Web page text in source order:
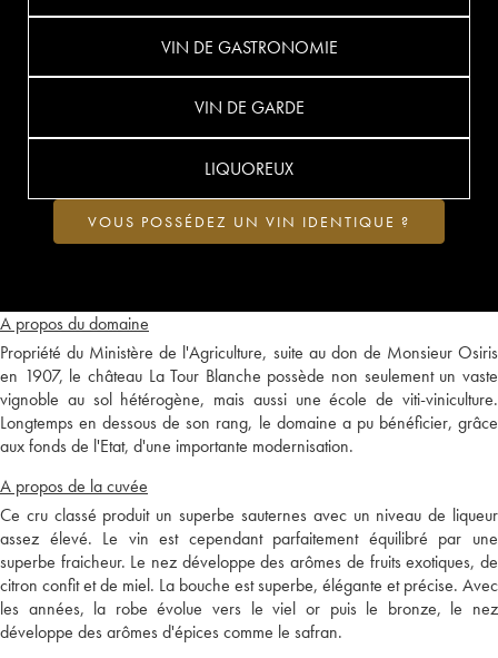
A propos du domaine
Propriété du Ministère de l'Agriculture, suite au don de Monsieur Osiris
en 1907, le château La Tour Blanche possède non seulement un vaste
vignoble au sol hétérogène, mais aussi une école de viti-viniculture.
Longtemps en dessous de son rang, le domaine a pu bénéficier, grâce
aux fonds de l'Etat, d'une importante modernisation.
A propos de la cuvée
Ce cru classé produit un superbe sauternes avec un niveau de liqueur
assez élevé. Le vin est cependant parfaitement équilibré par une
superbe fraicheur. Le nez développe des arômes de fruits exotiques, de
citron confit et de miel. La bouche est superbe, élégante et précise. Avec
les années, la robe évolue vers le viel or puis le bronze, le nez
développe des arômes d'épices comme le safran.
VIN DE GASTRONOMIE
VIN DE GARDE
LIQUOREUX
VOUS POSSÉDEZ UN VIN IDENTIQUE ?